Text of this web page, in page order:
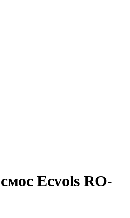
Ecvols RO-